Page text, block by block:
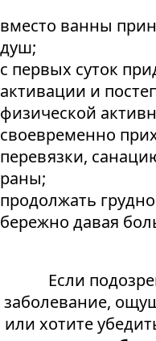
вместо ванны
душ;
с первых суток
активации и
физической
своевременно
перевязки,
раны;
продолжать
бережно давая
Если
заболевание,
или хотите